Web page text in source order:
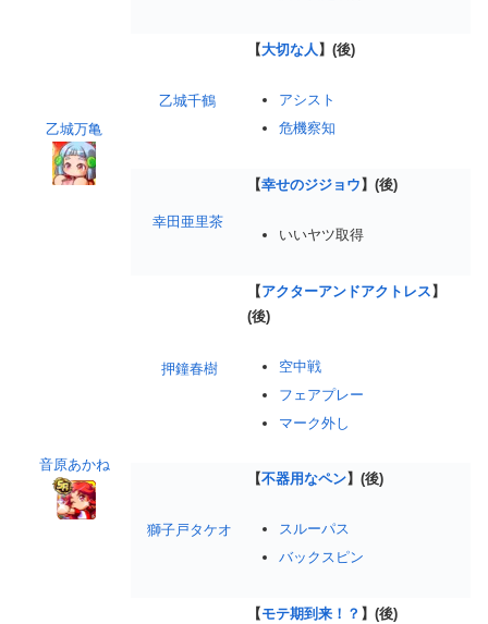
乙城万亀
乙城千鶴
【大切な人 】(後)
アシスト
危機察知
幸田亜里茶
【幸せのジジョウ 】(後)
いいヤツ取得
音原あかね
押鐘春樹
【アクターアンドアクトレス 】
(後)
空中戦
フェアプレー
マーク外し
獅子戸タケオ
【不器用なペン】(後)
スルーパス
バックスピン
【モテ期到来！？ 】(後)